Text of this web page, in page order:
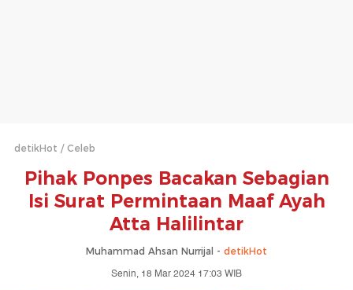
detikHot Celeb
Pihak Ponpes Bacakan Sebagian
Isi Surat Permintaan Maaf Ayah
Atta Halilintar
Muhammad Ahsan Nurrijal - detikHot
Senin, 18 Mar 2024 17:03 WIB